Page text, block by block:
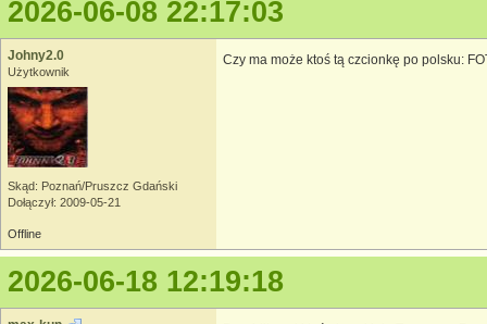
2026-06-08 22:17:03
Johny2.0
Użytkownik
Skąd: Poznań/Pruszcz Gdański
Dołączył: 2009-05-21
Czy ma może ktoś tą czcionkę po polsku:
Offline
2026-06-18 12:19:18